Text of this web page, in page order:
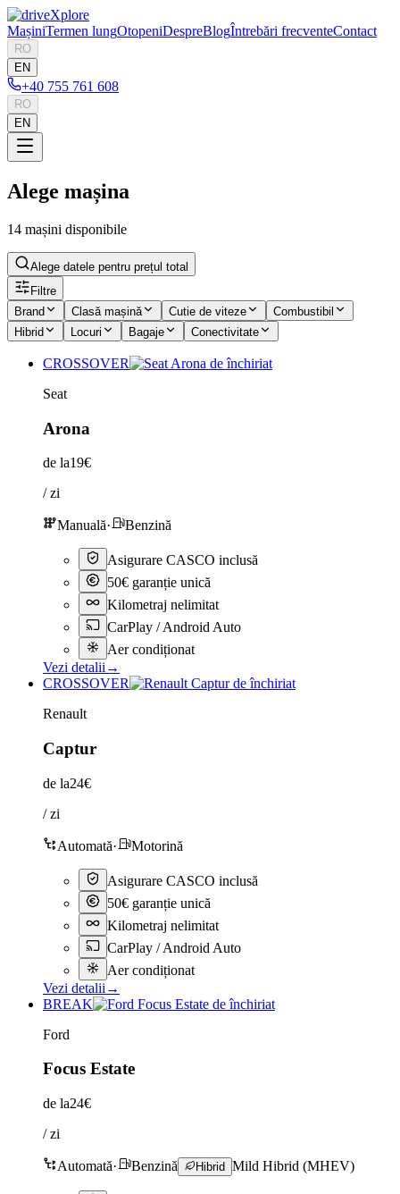
MașiniTermen lungOtopeniDespreBlogÎntrebări frecventeContact
RO
EN
+40 755 761 608
RO
EN
Alege mașina
14 mașini disponibile
Alege datele pentru prețul total
Filtre
Brand
Clasă mașină Cutie de viteze
Combustibil
Hibrid
Locuri Bagaje Conectivitate
CROSSOVER
Seat
Arona
de la19€
/ zi
Manuală· Benzină
Asigurare CASCO inclusă
50€ garanție unică
Kilometraj nelimitat
CarPlay / Android Auto
Aer condiționat
Vezi detalii →
CROSSOVER
Renault
Captur
de la24€
/ zi
Automată· Motorină
Asigurare CASCO inclusă
50€ garanție unică
Kilometraj nelimitat
CarPlay / Android Auto
Aer condiționat
Vezi detalii →
BREAK
Ford
Focus Estate
de la24€
/ zi
Automată· Benzină Hibrid Mild Hibrid (MHEV)